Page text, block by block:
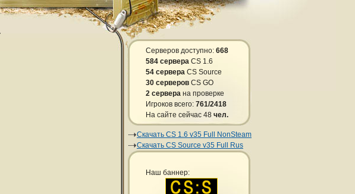
Серверов доступно: 668
584 сервера CS 1.6
54 сервера CS Source
30 серверов CS GO
2 сервера на проверке
Игроков всего: 761/2418
На сайте сейчас 48 чел.
Скачать CS 1.6 v35 Full NonSteam
Скачать CS Source v35 Full Rus
Наш баннер: